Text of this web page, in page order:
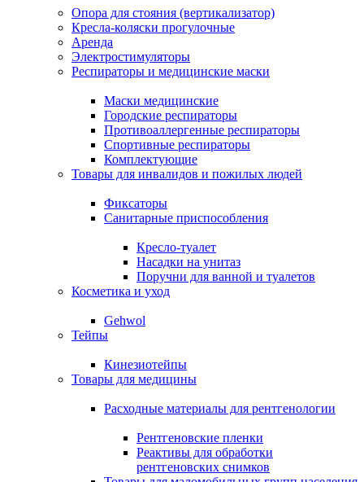
Опора для стояния (вертикализатор)
Кресла-коляски прогулочные
Аренда
Электростимуляторы
Респираторы и медицинские маски
Маски медицинские
Городские респираторы
Противоаллергенные респираторы
Спортивные респираторы
Комплектующие
Товары для инвалидов и пожилых людей
Фиксаторы
Санитарные приспособления
Кресло-туалет
Насадки на унитаз
Поручни для ванной и туалетов
Косметика и уход
Gehwol
Тейпы
Кинезиотейпы
Товары для медицины
Расходные материалы для рентгенологии
Рентгеновские пленки
Реактивы для обработки
рентгеновских снимков